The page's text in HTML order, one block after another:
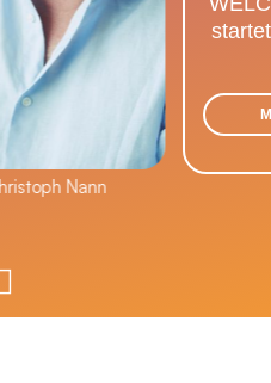
Nann
startet